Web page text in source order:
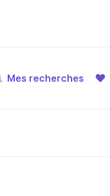
Mes recherches